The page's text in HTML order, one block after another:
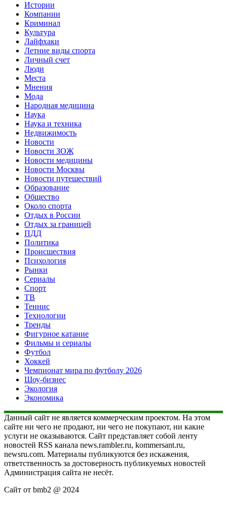
Истории
Компании
Криминал
Культура
Лайфхаки
Летние виды спорта
Личный счет
Люди
Места
Мнения
Мода
Народная медицина
Наука
Наука и техника
Недвижимость
Новости
Новости ЗОЖ
Новости медицины
Новости Москвы
Новости путешествий
Образование
Общество
Около спорта
Отдых в России
Отдых за границей
ПДД
Политика
Происшествия
Психология
Рынки
Сериалы
Спорт
ТВ
Теннис
Технологии
Тренды
Фигурное катание
Фильмы и сериалы
Футбол
Хоккей
Чемпионат мира по футболу 2026
Шоу-бизнес
Экология
Экономика
Данный сайт не является коммерческим проектом. На этом
сайте ни чего не продают, ни чего не покупают, ни какие
услуги не оказываются. Сайт представляет собой ленту
новостей RSS канала news.rambler.ru, kommersant.ru,
newsru.com. Материалы публикуются без искажения,
ответственность за достоверность публикуемых новостей
Администрация сайта не несёт.
Сайт от bmb2 @ 2024